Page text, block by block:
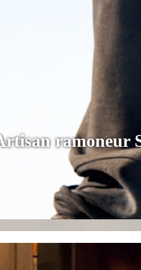
ramoneur